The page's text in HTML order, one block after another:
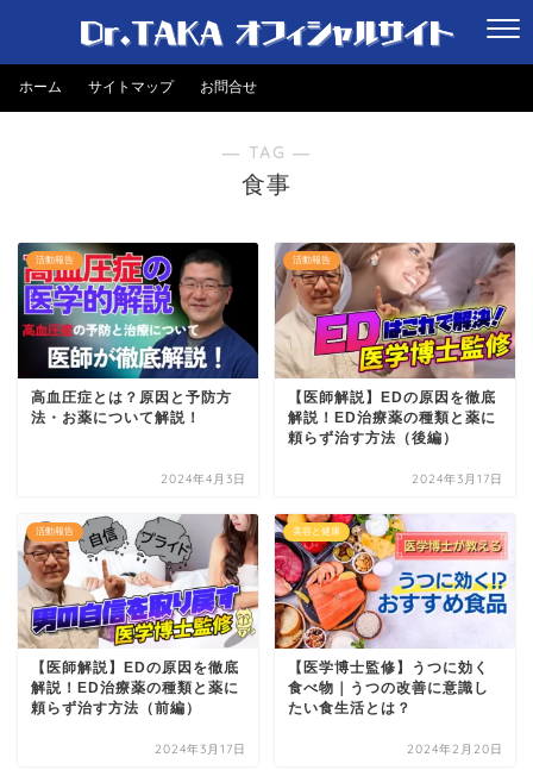
ホーム サイトマップ お問合せ
― TAG ―
食事
活動報告
高血圧症とは？原因と予防方
法・お薬について解説！
2024年4月3日
活動報告
【医師解説】EDの原因を徹底
解説！ED治療薬の種類と薬に
頼らず治す方法（後編）
2024年3月17日
活動報告
【医師解説】EDの原因を徹底
解説！ED治療薬の種類と薬に
頼らず治す方法（前編）
2024年3月17日
美容と健康
【医学博士監修】うつに効く
食べ物｜うつの改善に意識し
たい食生活とは？
2024年2月20日